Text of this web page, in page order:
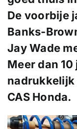
De voorbije
Banks-
Jay Wade
Meer dan
nadrukkelijk
CAS Honda.